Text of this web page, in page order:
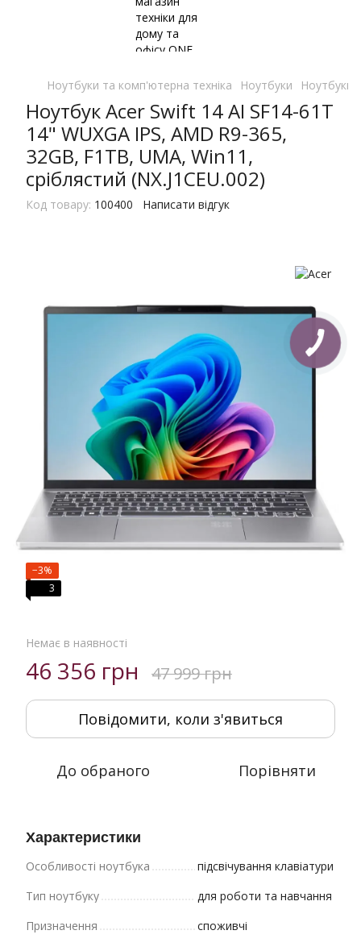
Ноутбуки та комп'ютерна техніка Ноутбуки Ноутбуки
Ноутбук Acer Swift 14 AI SF14-61T
14" WUXGA IPS, AMD R9-365,
32GB, F1TB, UMA, Win11,
сріблястий (NX.J1CEU.002)
Код товару: 100400 Написати відгук
−3%
3
Немає в наявності
46 356 грн 47 999 грн
Повідомити, коли з'явиться
До обраного Порівняти
Характеристики
Особливості ноутбука
підсвічування клавіатури
Тип ноутбуку
для роботи та навчання
Призначення
споживчі